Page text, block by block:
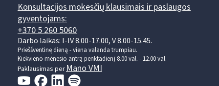
Konsultacijos mokesčių klausimais ir paslaugos
gyventojams:
+370 5 260 5060
Darbo laikas: I-IV 8.00-17.00, V 8.00-15.45.
Prieššventinę dieną - viena valanda trumpiau.
Kiekvieno mėnesio antrą penktadienį 8.00 val. - 12.00 val.
Paklausimas per Mano VMI